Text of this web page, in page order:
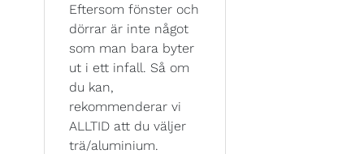
Eftersom fönster och
dörrar är inte något
som man bara byter
ut i ett infall. Så om
du kan,
rekommenderar vi
ALLTID att du väljer
trä/aluminium.